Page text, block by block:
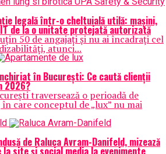
legală într-o cheltuială utilă: mașini,
de la o unitate protejată autorizată
50 de angajați și nu ai încadrați cel
atunci...
în București: Ce caută clienții
2026?
traversează o perioadă de
care conceptul de „lux” nu mai
de Raluca Avram-Danifeld, mizează
site și social media la evenimente